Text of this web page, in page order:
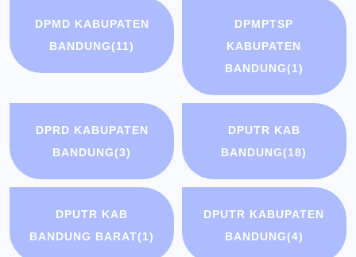
DPMD KABUPATEN
BANDUNG(11)
DPMPTSP
KABUPATEN
BANDUNG(1)
DPRD KABUPATEN
BANDUNG(3)
DPUTR KAB
BANDUNG(18)
DPUTR KAB
BANDUNG BARAT(1)
DPUTR KABUPATEN
BANDUNG(4)